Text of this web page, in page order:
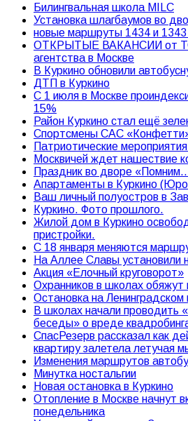
Билингвальная школа MILC
Установка шлагбаумов во
новые маршруты 1434 и 1343
ОТКРЫТЫЕ ВАКАНСИИ от
агентства в Москве
В Куркино обновили
ДТП в Куркино
С 1 июля в Москве
15%
Район Куркино стал ещё
Спортсмены САС
Патриотические
Москвичей ждет нашествие
Праздник во дворе
Апартаменты в Куркино
Ваш личный полуостров в
Куркино. Фото прошлого.
Жилой дом в Куркино
пристройки.
С 18 января меняются
На Аллее Славы установили
Акция «Елочный круговорот»
Охранников в школах обяжут
Остановка на
В школах начали проводить
беседы» о вреде
СпасРезерв рассказал как
квартиру залетела летучая
Изменения маршрутов
Минутка ностальгии
Новая остановка в Куркино
Отопление в Москве начнут
понедельника